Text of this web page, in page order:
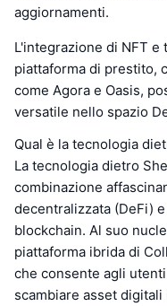
aggiornamenti.
L'integrazione di NFT
piattaforma di prestito,
come Agora e Oasis,
versatile nello spazio
Qual è la tecnologia
La tecnologia dietro
combinazione
decentralizzata (DeFi)
blockchain. Al suo
piattaforma ibrida di
che consente agli
scambiare asset